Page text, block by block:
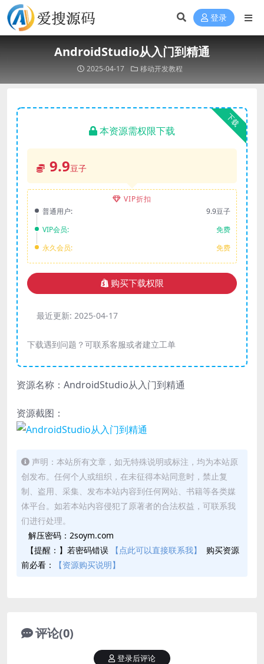
登录
AndroidStudio从入门到精通
2025-04-17 移动开发教程
下载
本资源需权限下载
9.9豆子
VIP折扣
普通用户:
9.9豆子
VIP会员:
免费
永久会员:
免费
购买下载权限
最近更新: 2025-04-17
下载遇到问题？可联系客服或者建立工单
资源名称：AndroidStudio从入门到精通
资源截图：
声明：本站所有文章，如无特殊说明或标注，均为本站原
创发布。任何个人或组织，在未征得本站同意时，禁止复
制、盗用、采集、发布本站内容到任何网站、书籍等各类媒
体平台。如若本站内容侵犯了原著者的合法权益，可联系我
们进行处理。
解压密码：2soym.com
【提醒：】若密码错误
【点此可以直接联系我】
购买资源
前必看：
【资源购买说明】
评论(0)
登录后评论